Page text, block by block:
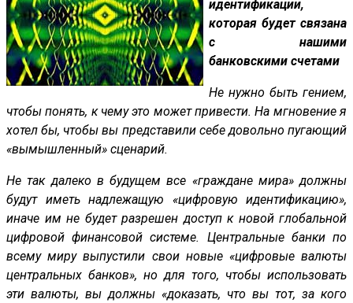
идентификации,
которая будет связана
с нашими
банковскими счетами
Не нужно быть гением,
чтобы понять, к чему это может привести. На мгновение я
хотел бы, чтобы вы представили себе довольно пугающий
«вымышленный» сценарий.
Не так далеко в будущем все «граждане мира» должны
будут иметь надлежащую «цифровую идентификацию»,
иначе им не будет разрешен доступ к новой глобальной
цифровой финансовой системе. Центральные банки по
всему миру выпустили свои новые «цифровые валюты
центральных банков», но для того, чтобы использовать
эти валюты, вы должны «доказать, что вы тот, за кого